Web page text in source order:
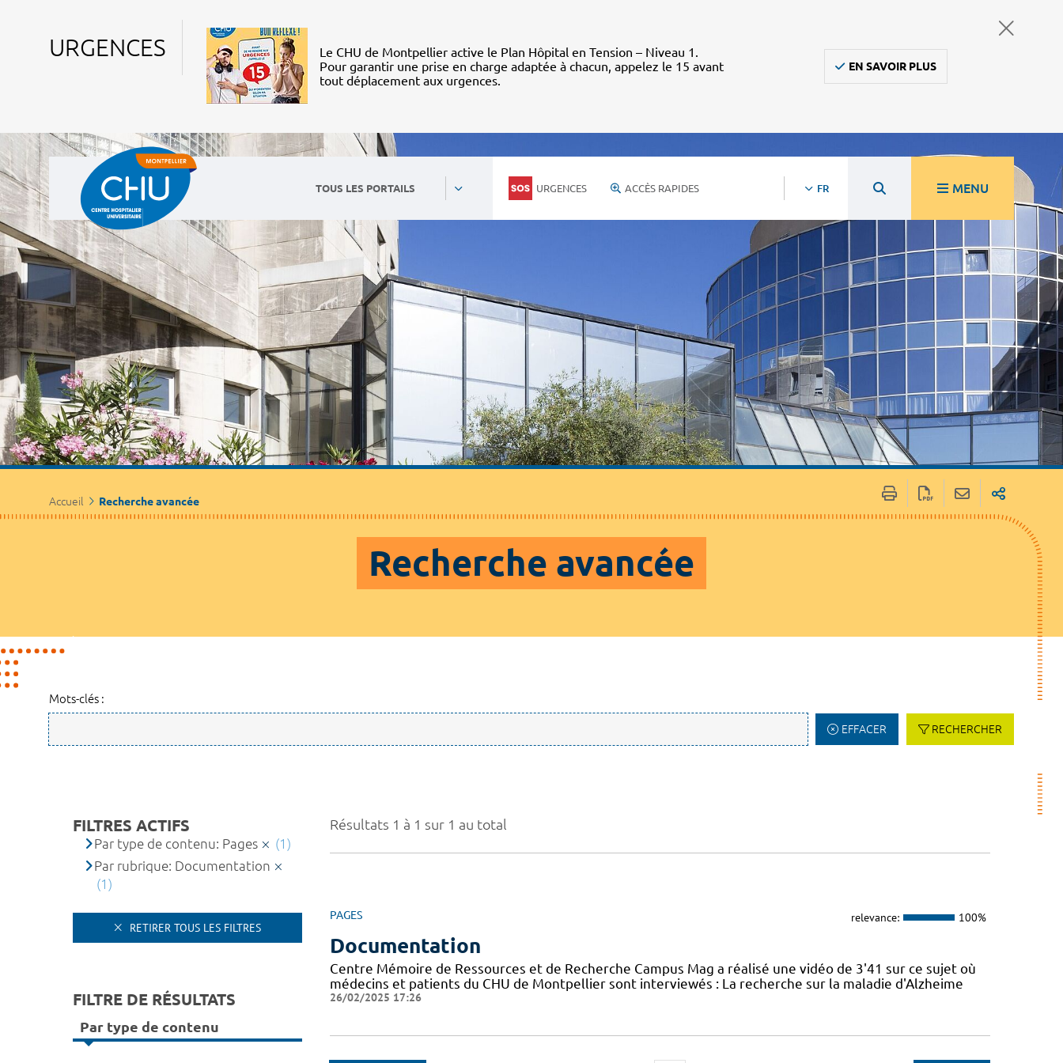
URGENCES
Le CHU de Montpellier active le Plan Hôpital en Tension – Niveau 1.
Pour garantir une prise en charge adaptée à chacun, appelez le 15 avant
tout déplacement aux urgences.
EN SAVOIR PLUS
TOUS LES PORTAILS URGENCES ACCÈS RAPIDES FR MENU
Accueil Recherche avancée
Recherche avancée
Mots-clés :
EFFACER RECHERCHER
Résultats 1 à 1 sur 1 au total
PAGES relevance: 100%
Documentation
Centre Mémoire de Ressources et de Recherche Campus Mag a réalisé une vidéo de 3'41 sur ce sujet où
médecins et patients du CHU de Montpellier sont interviewés : La recherche sur la maladie d'Alzheime
26/02/2025 17:26
FILTRES ACTIFS
Par type de contenu: Pages
(1)
Par rubrique: Documentation
(1)
RETIRER TOUS LES FILTRES
FILTRE DE RÉSULTATS
Par type de contenu